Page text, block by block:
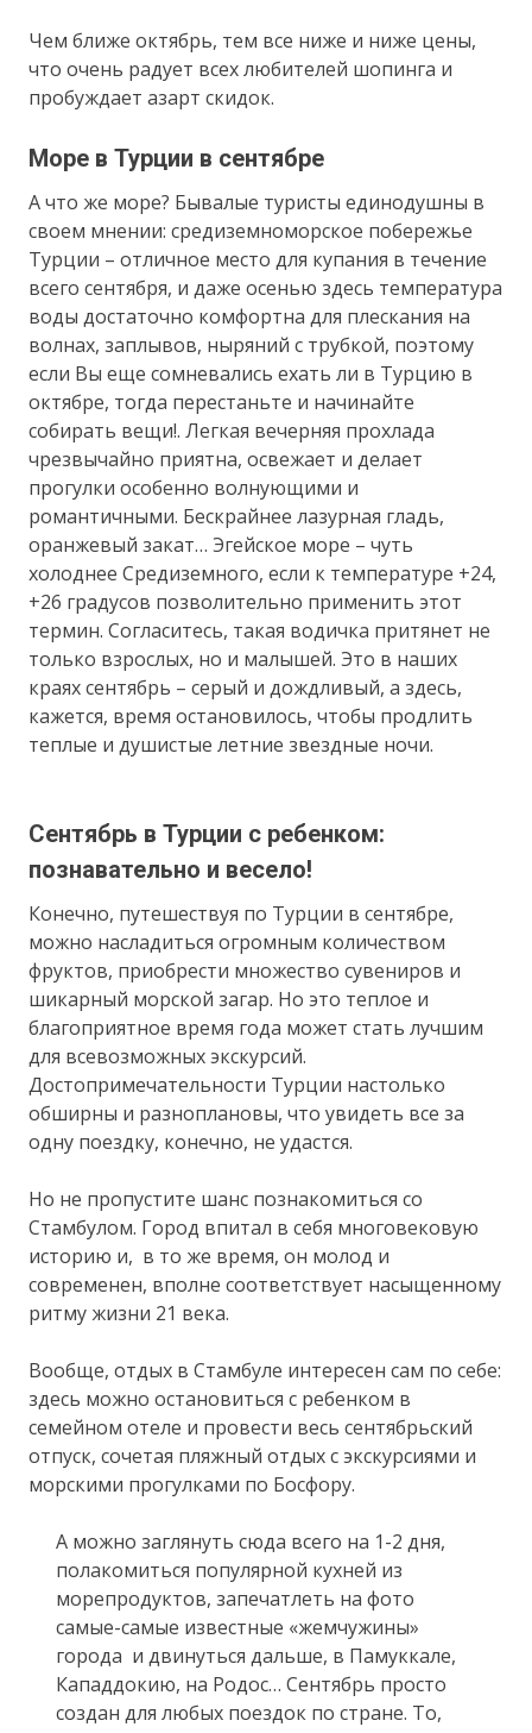
Чем ближе октябрь, тем все ниже и ниже цены,
что очень радует всех любителей шопинга и
пробуждает азарт скидок.
Море в Турции в сентябре
А что же море? Бывалые туристы единодушны в
своем мнении: средиземноморское побережье
Турции – отличное место для купания в течение
всего сентября, и даже осенью здесь температура
воды достаточно комфортна для плескания на
волнах, заплывов, ныряний с трубкой, поэтому
если Вы еще сомневались ехать ли в Турцию в
октябре, тогда перестаньте и начинайте
собирать вещи!. Легкая вечерняя прохлада
чрезвычайно приятна, освежает и делает
прогулки особенно волнующими и
романтичными. Бескрайнее лазурная гладь,
оранжевый закат… Эгейское море – чуть
холоднее Средиземного, если к температуре +24,
+26 градусов позволительно применить этот
термин. Согласитесь, такая водичка притянет не
только взрослых, но и малышей. Это в наших
краях сентябрь – серый и дождливый, а здесь,
кажется, время остановилось, чтобы продлить
теплые и душистые летние звездные ночи.
Сентябрь в Турции с ребенком:
познавательно и весело!
Конечно, путешествуя по Турции в сентябре,
можно насладиться огромным количеством
фруктов, приобрести множество сувениров и
шикарный морской загар. Но это теплое и
благоприятное время года может стать лучшим
для всевозможных экскурсий.
Достопримечательности Турции настолько
обширны и разноплановы, что увидеть все за
одну поездку, конечно, не удастся.
Но не пропустите шанс познакомиться со
Стамбулом. Город впитал в себя многовековую
историю и, в то же время, он молод и
современен, вполне соответствует насыщенному
ритму жизни 21 века.
Вообще, отдых в Стамбуле интересен сам по себе:
здесь можно остановиться с ребенком в
семейном отеле и провести весь сентябрьский
отпуск, сочетая пляжный отдых с экскурсиями и
морскими прогулками по Босфору.
А можно заглянуть сюда всего на 1-2 дня,
полакомиться популярной кухней из
морепродуктов, запечатлеть на фото
самые-самые известные «жемчужины»
города и двинуться дальше, в Памуккале,
Кападдокию, на Родос… Сентябрь просто
создан для любых поездок по стране. То,